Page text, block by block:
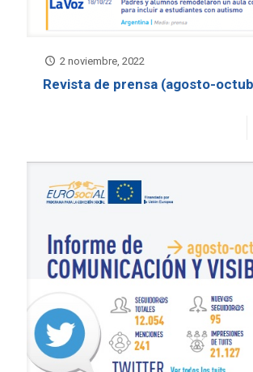
2 noviembre, 2022
Revista de prensa (agosto-